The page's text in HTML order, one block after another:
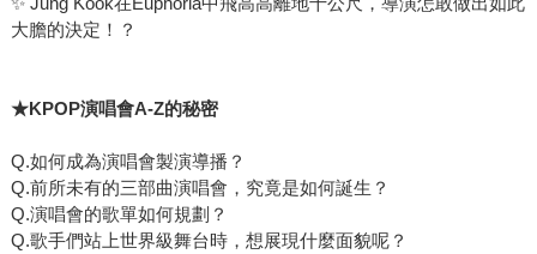
大膽的決定！？
★KPOP演唱會A-Z的秘密
Q.如何成為演唱會製演導播？
Q.前所未有的三部曲演唱會，究竟是如何誕生？
Q.演唱會的歌單如何規劃？
Q.歌手們站上世界級舞台時，想展現什麼面貌呢？